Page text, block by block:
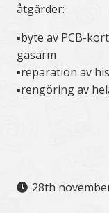
åtgärder:
▪️byte av PCB-
gasarm
▪️reparation av
▪️rengöring av
28th